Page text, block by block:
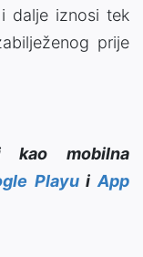
dalje iznosi tek
prije
kao mobilna
PlayuiApp